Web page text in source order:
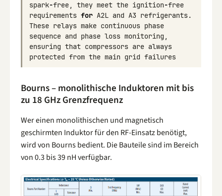
spark-free, they meet the ignition-free
requirements for A2L and A3 refrigerants.
These relays make continuous phase
sequence and phase loss monitoring ,
ensuring that compressors are always
protected from the main grid failures
Bourns – monolithische Induktoren mit bis
zu 18 GHz Grenzfrequenz
Wer einen monolithischen und magnetisch
geschirmten Induktor für den RF-Einsatz benötigt,
wird von Bourns bedient. Die Bauteile sind im Bereich
von 0.3 bis 39 nH verfügbar.